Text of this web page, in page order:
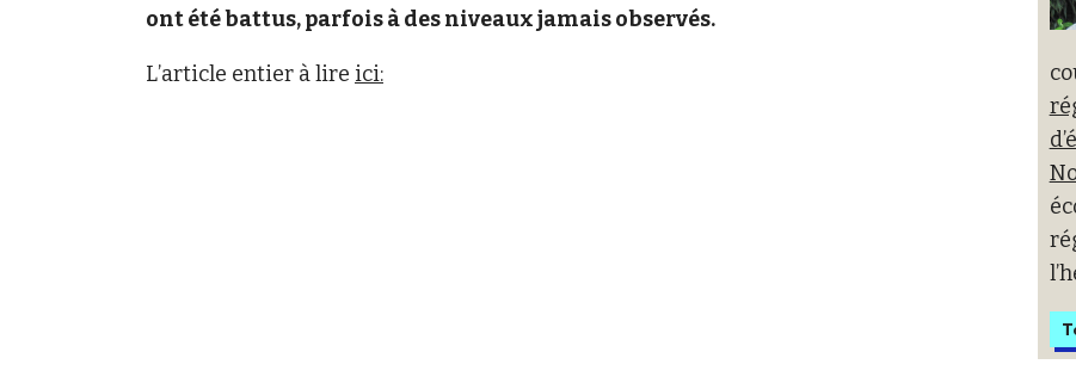
ont été battus, parfois à des niveaux jamais observés.
L’article entier à lire ici: